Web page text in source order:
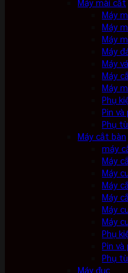
Máy mài cắt
Máy
Máy
Máy
Máy
Máy
Máy
Máy
Phụ
Pin
Phụ
Máy cắt bàn
máy
Máy
Máy
Máy
Máy
Máy
Máy
Phụ
Pin
Phụ
Máy đục